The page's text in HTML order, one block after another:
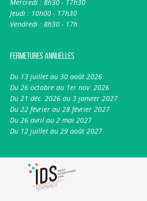
Mercredi : 8h30 - 17h30
Jeudi : 10h00 - 17h30
Vendredi : 8h30 - 17h
Fermetures annuelles
Du 13 juillet au 30 août 2026
Du 26 octobre au 1er nov. 2026
Du 21 déc. 2026 au 3 janvier 2027
Du 22 février au 28 février 2027
Du 26 avril au 2 mai 2027
Du 12 juillet au 29 août 2027